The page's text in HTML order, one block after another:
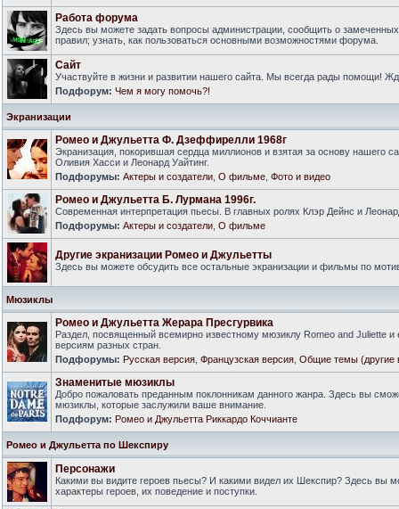
Работа форума
Здесь вы можете задать вопросы администрации, сообщить о
правил; узнать, как пользоваться основными возможностями форума.
Сайт
Участвуйте в жизни и развитии нашего сайта. Мы всегда рады помощи!
Подфорум: Чем я могу помочь?!
Экранизации
Ромео и Джульетта Ф. Дзеффирелли 1968г
Экранизация, покорившая сердца миллионов и взятая за основу нашего
Оливия Хасси и Леонард Уайтинг.
Подфорумы: Актеры и создатели О фильме Фото и видео
Ромео и Джульетта Б. Лурмана 1996г.
Современная интерпретация пьесы. В главных ролях Клэр Дейнс и
Подфорумы: Актеры и создатели О фильме
Другие экранизации Ромео и Джульетты
Здесь вы можете обсудить все остальные экранизации и фильмы по
Мюзиклы
Ромео и Джульетта Жерара Пресгурвика
Раздел, посвященный всемирно известному мюзиклу Romeo and Juliette и
версиям разных стран.
Подфорумы: Русская версия Французская версия Общие темы (другие
Знаменитые мюзиклы
Добро пожаловать преданным поклонникам данного жанра. Здесь вы
мюзиклы, которые заслужили ваше внимание.
Подфорум: Ромео и Джульетта Риккардо Коччианте
Ромео и Джульетта по Шекспиру
Персонажи
Какими вы видите героев пьесы? И какими видел их Шекспир? Здесь вы
характеры героев, их поведение и поступки.